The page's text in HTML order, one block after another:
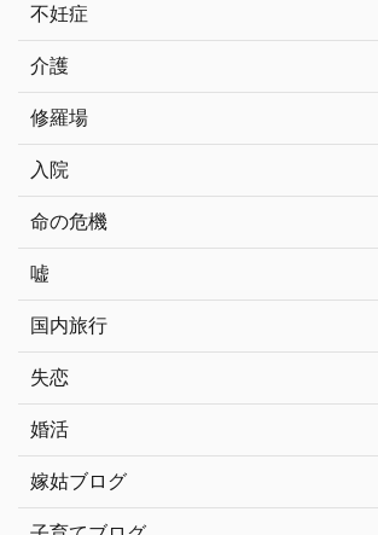
不妊症
介護
修羅場
入院
命の危機
嘘
国内旅行
失恋
婚活
嫁姑ブログ